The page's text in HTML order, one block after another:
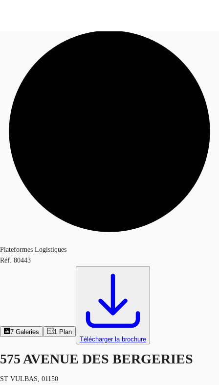
Blog
Données marchés
Appelez maintenant
Plateformes Logistiques
Réf. 80443
7 Galeries 1 Plan
Télécharger la brochure
575 AVENUE DES BERGERIES
ST VULBAS, 01150